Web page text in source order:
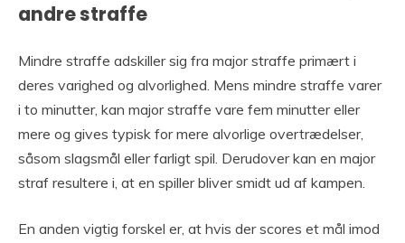
andre straffe
Mindre straffe adskiller sig fra major straffe primært i
deres varighed og alvorlighed. Mens mindre straffe varer
i to minutter, kan major straffe vare fem minutter eller
mere og gives typisk for mere alvorlige overtrædelser,
såsom slagsmål eller farligt spil. Derudover kan en major
straf resultere i, at en spiller bliver smidt ud af kampen.
En anden vigtig forskel er, at hvis der scores et mål imod